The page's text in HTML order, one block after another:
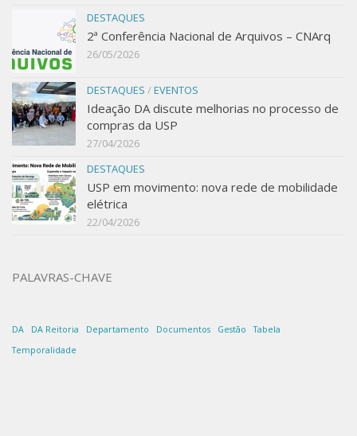
Compras.gov.br
Contratos.gov.br
Obrasgov.br
Minha Área SP.gov.br
Sistema e-Sanções
PCA USP
DFDs do PCA USP
PCA USP 2025 – PNCP
PCA / DFD´s – RUSP
Publicações
DESTAQUES
2ª Conferência Nacional de Arquivos – CNArq
26/05/2026
DESTAQUES /EVENTOS
Ideação DA discute melhorias no processo de
compras da USP
27/04/2026
DESTAQUES
USP em movimento: nova rede de mobilidade
elétrica
22/04/2026
PALAVRAS-CHAVE
DA DA Reitoria Departamento Documentos Gestão
Tabela
Temporalidade